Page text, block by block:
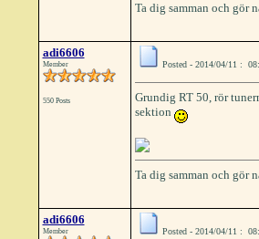
Ta dig samman och gör
adi6606
Member
550 Posts
Posted - 2014/04/11 :
Grundig RT 50, rör
sektion
Ta dig samman och gör
adi6606
Member Posted - 2014/04/11 :